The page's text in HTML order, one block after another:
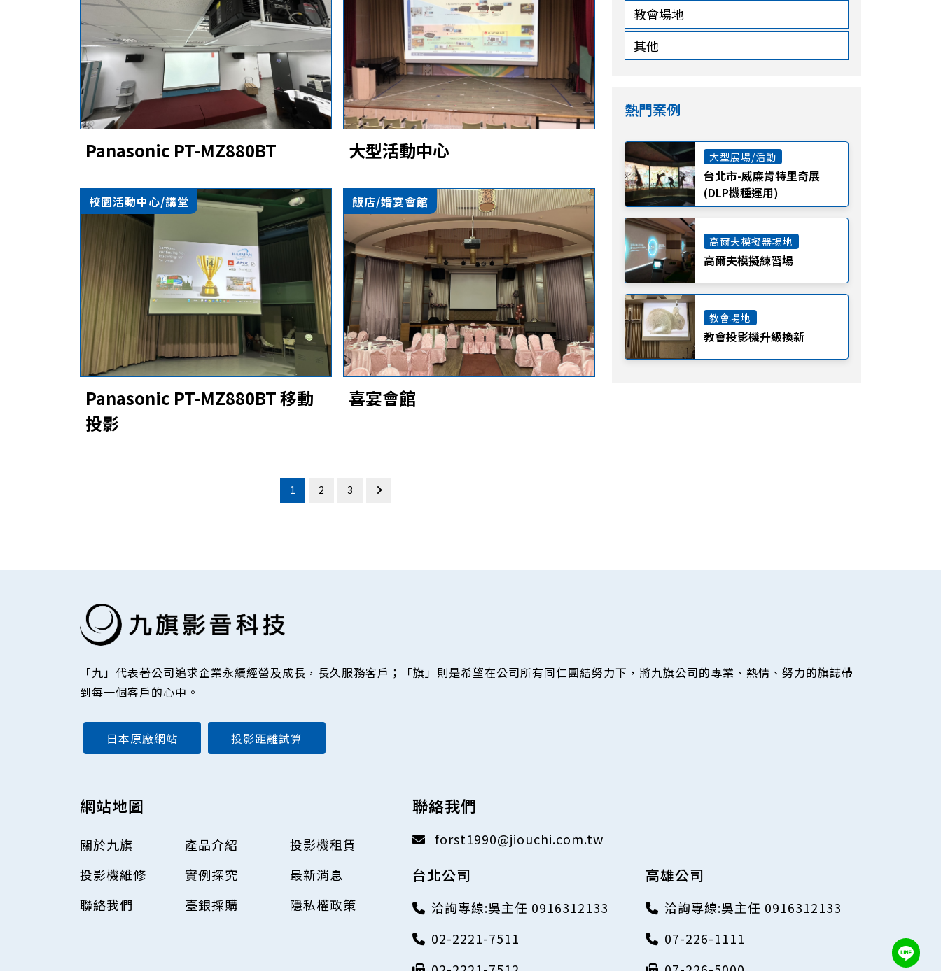
教會場地
其他
熱門案例
大型展場/活動
台北市-威廉肯特里奇展
(DLP機種運用)
高爾夫模擬器場地
高爾夫模擬練習場
教會場地
教會投影機升級換新
Panasonic PT-MZ880BT 大型活動中心
校園活動中心/講堂
Panasonic PT-MZ880BT 移動
投影
飯店/婚宴會館
喜宴會館
1 2 3
「九」代表著公司追求企業永續經營及成長，長久服務客戶；「旗」則是希望在公司所有同仁團結努力下，將九旗公司的專業、熱情、努力的旗誌帶
到每一個客戶的心中。
日本原廠網站 投影距離試算
網站地圖
關於九旗 產品介紹
投影機租賃
投影機維修
實例探究
最新消息
聯絡我們
臺銀採購 隱私權政策
聯絡我們
forst1990@jiouchi.com.tw
台北公司
洽詢專線:吳主任 0916312133
02-2221-7511
高雄公司
洽詢專線:吳主任 0916312133
07-226-1111